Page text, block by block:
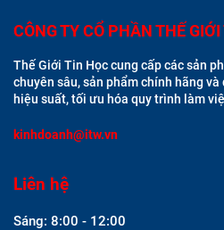
CÔNG TY CỔ PHẦN THẾ
Thế Giới Tin Học cung cấp các sản
chuyên sâu, sản phẩm chính hãng
hiệu suất, tối ưu hóa quy trình làm
kinhdoanh@itw.vn
Liên hệ
Sáng: 8:00 - 12:00